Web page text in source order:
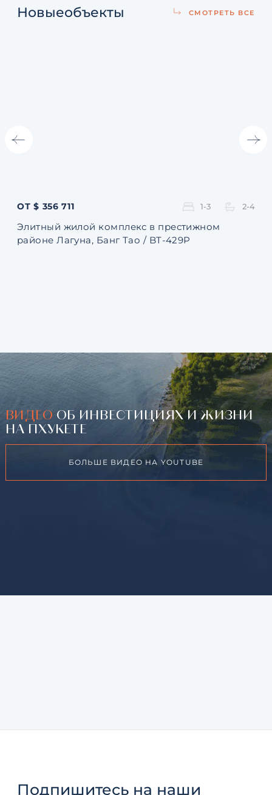
Новыеобъекты СМОТРЕТЬ ВСЕ
ОТ $ 356 711 1-3 2-4
Элитный жилой комплекс в престижном
районе Лагуна, Банг Тао / BT-429P
ВИДЕО ОБ ИНВЕСТИЦИЯХ И ЖИЗНИ
НА ПХУКЕТЕ
БОЛЬШЕ ВИДЕО НА YOUTUBE
Подпишитесь на наши